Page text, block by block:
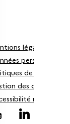
légales
personnelles
de cookies
des cookies
non